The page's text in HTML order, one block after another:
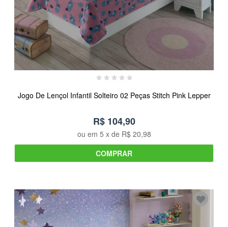
Jogo De Lençol Infantil Solteiro 02 Peças Stitch Pink Lepper
R$ 104,90
ou em 5 x de R$ 20,98
COMPRAR